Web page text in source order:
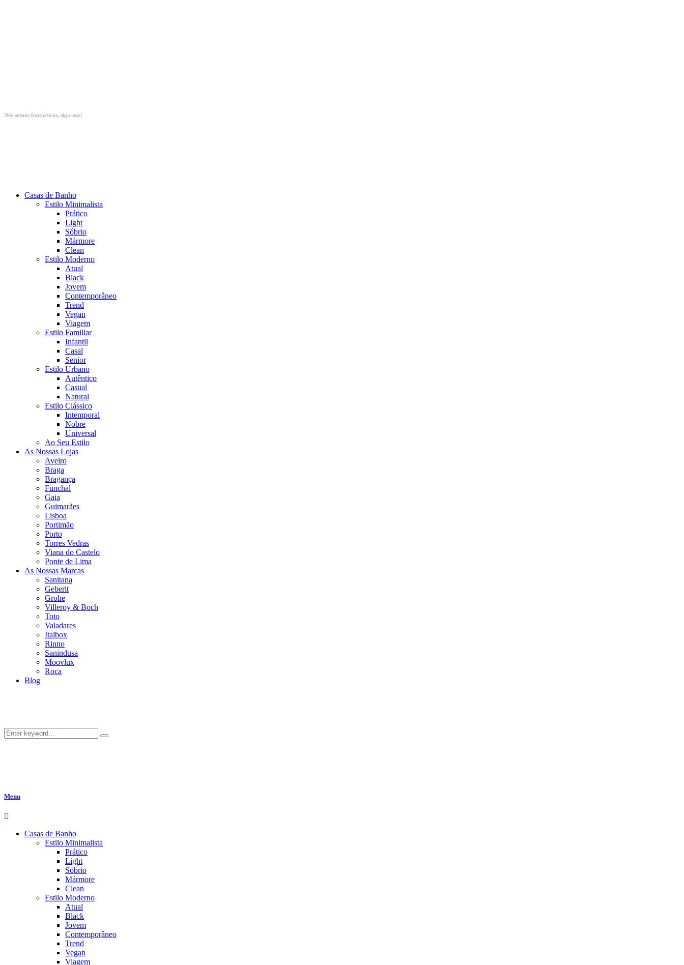
Nós somos fantásticos, siga-nos!
Casas de Banho
Estilo Minimalista
Prático
Light
Sóbrio
Mármore
Clean
Estilo Moderno
Atual
Black
Jovem
Contemporâneo
Trend
Vegan
Viagem
Estilo Familiar
Infantil
Casal
Senior
Estilo Urbano
Autêntico
Casual
Natural
Estilo Clássico
Intemporal
Nobre
Universal
Ao Seu Estilo
As Nossas Lojas
Aveiro
Braga
Bragança
Funchal
Gaia
Guimarães
Lisboa
Portimão
Porto
Torres Vedras
Viana do Castelo
Ponte de Lima
As Nossas Marcas
Sanitana
Geberit
Grohe
Villeroy & Boch
Toto
Valadares
Italbox
Rinno
Sanindusa
Moovlux
Roca
Blog
Menu
Casas de Banho
Estilo Minimalista
Prático
Light
Sóbrio
Mármore
Clean
Estilo Moderno
Atual
Black
Jovem
Contemporâneo
Trend
Vegan
Viagem